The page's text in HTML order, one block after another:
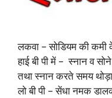
लकवा – सोडियम की कमी
हाई बी पी में – स्नान व
तथा स्नान करते समय
लो बी पी – सेंधा नमक